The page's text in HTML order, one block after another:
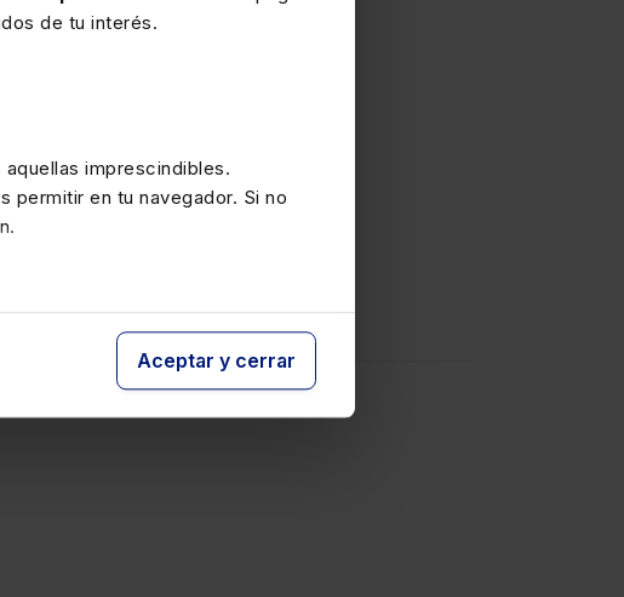
de tu interés.
imprescindibles.
permitir en tu navegador. Si no
Aceptar y cerrar
la materia
contornos del delito
exhaustiva de cada